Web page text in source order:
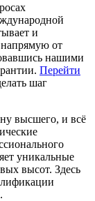
и
напрямую от
нашими
Перейти
шаг
высшего, и всё
уникальные
высот. Здесь